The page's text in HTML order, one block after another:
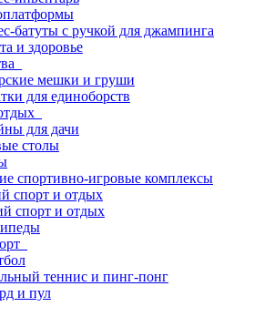
батуты с ручкой для джампинга
и здоровье
мешки и груши
для единоборств
для дачи
столы
спортивно-игровые комплексы
спорт и отдых
спорт и отдых
теннис и пинг-понг
и пул